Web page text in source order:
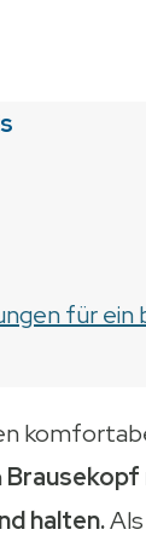
für ein
Brausekopf
halten.